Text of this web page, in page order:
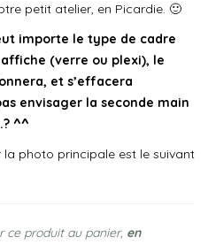
petit atelier, en Picardie. 🙂
importe le type de cadre
(verre ou plexi), le
et s’effacera
envisager la seconde main
^^
photo principale est le suivant
ce produit au panier, en